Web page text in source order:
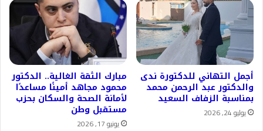
أجمل التهاني للدكتورة ندى
والدكتور عبد الرحمن محمد
بمناسبة الزفاف السعيد
يوليو 24, 2026
مبارك الثقة الغالية.. الدكتور
محمود مجاهد أمينًا مساعدًا
لأمانة الصحة والسكان بحزب
مستقبل وطن
يونيو 17, 2026